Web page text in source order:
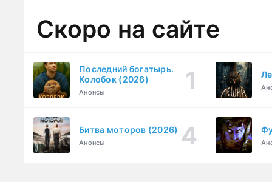
Скоро на сайте
Последний богатырь.
Колобок (2026)
Анонсы
Битва моторов (2026)
Анонсы